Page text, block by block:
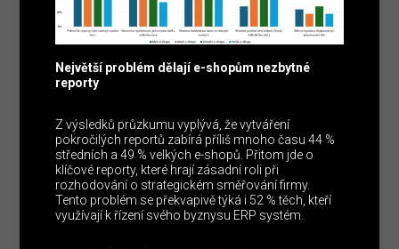
Největší problém dělají e-shopům nezbytné
reporty
Z výsledků průzkumu vyplývá, že vytváření
pokročilých reportů zabírá příliš mnoho času 44 %
středních a 49 % velkých e-shopů. Přitom jde o
klíčové reporty, které hrají zásadní roli při
rozhodování o strategickém směřování firmy.
Tento problém se překvapivě týká i 52 % těch, kteří
využívají k řízení svého byznysu ERP systém.